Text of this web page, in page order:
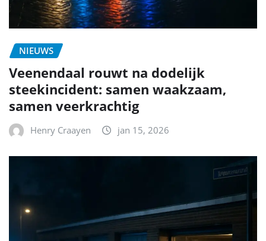
NIEUWS
Veenendaal rouwt na dodelijk
steekincident: samen waakzaam,
samen veerkrachtig
Henry Craayen jan 15, 2026